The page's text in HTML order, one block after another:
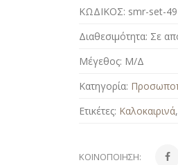
ΚΩΔΙΚΟΣ: smr-set-49
Διαθεσιμότητα: Σε
Μέγεθος: Μ/Δ
Κατηγορία:
Ετικέτες: Καλοκαιρινά,
ΚΟΙΝΟΠΟΊΗΣΗ: